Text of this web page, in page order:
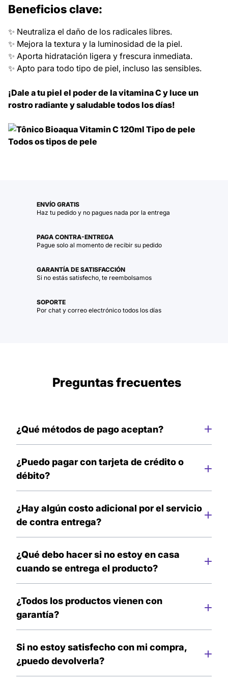
Beneficios clave:
✨ Neutraliza el daño de los radicales libres.
✨ Mejora la textura y la luminosidad de la piel.
✨ Aporta hidratación ligera y frescura inmediata.
✨ Apto para todo tipo de piel, incluso las sensibles.
¡Dale a tu piel el poder de la vitamina C y luce un
rostro radiante y saludable todos los días!
ENVÍO GRATIS
Haz tu pedido y no pagues nada por la entrega
PAGA CONTRA-ENTREGA
Pague solo al momento de recibir su pedido
GARANTÍA DE SATISFACCIÓN
Si no estás satisfecho, te reembolsamos
SOPORTE
Por chat y correo electrónico todos los días
Preguntas frecuentes
¿Qué métodos de pago aceptan?
recibir tu pedido.
¿Puedo pagar con tarjeta de crédito o
débito?
con esos método de pago, pero pronto tendremos
más actualizaciones para ti.
¿Hay algún costo adicional por el servicio
de contra entrega?
completamente gratis.
¿Qué debo hacer si no estoy en casa
cuando se entrega el producto?
entrega, recibirá una llamada o mensaje por parte
del repartidor que llevará a cabo la entrega. Si no
puede recibir ese día, se realizará otro intento.
¿Todos los productos vienen con
garantía?
satisfacción por defectos de fábrica.
Si no estoy satisfecho con mi compra,
¿puedo devolverla?